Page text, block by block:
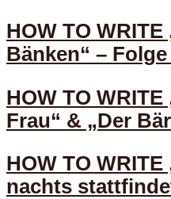
HOW TO
Bänken“ – Folge
HOW TO
Frau“ & „Der
HOW TO
nachts